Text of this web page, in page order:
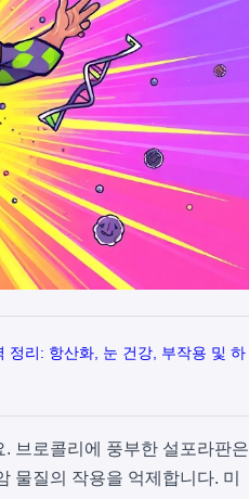
정리: 항산화, 눈 건강, 부작용 및 하
. 브로콜리에 풍부한 설포라판은
물질의 작용을 억제합니다. 미